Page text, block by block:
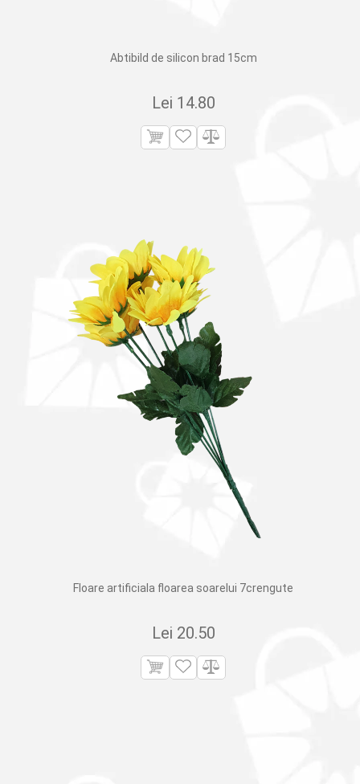
Abtibild de silicon brad 15cm
Lei 14.80
Floare artificiala floarea soarelui 7crengute
Lei 20.50